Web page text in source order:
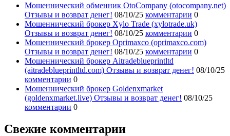
Мошеннический обменник OtoCompany (otocompany.net)
Отзывы и возврат денег! 08/10/25 комментарии 0
Мошеннический брокер Xylo Trade (xylotrade.uk)
Отзывы и возврат денег! 08/10/25 комментарии 0
Мошеннический брокер Oprimaxco (oprimaxco.com)
Отзывы и возврат денег! 08/10/25 комментарии 0
Мошеннический брокер Aitradeblueprintltd
(aitradeblueprintltd.com) Отзывы и возврат денег! 08/10/25
комментарии 0
Мошеннический брокер Goldenxmarket
(goldenxmarket.live) Отзывы и возврат денег! 08/10/25
комментарии 0
Свежие комментарии